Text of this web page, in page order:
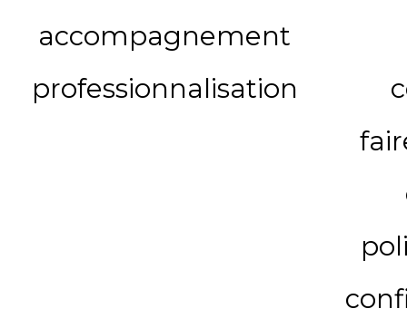
accompagnement
professionnalisation